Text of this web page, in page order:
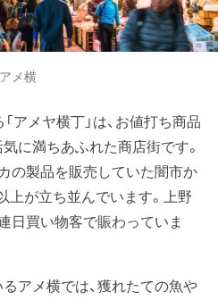
アメ横
アメヤ横丁」は、お値打ち商品
に満ちあふれた商店街です。
の製品を販売していた闇市か
上が立ち並んでいます。上野
日買い物客で賑わっていま
アメ横では、獲れたての魚や